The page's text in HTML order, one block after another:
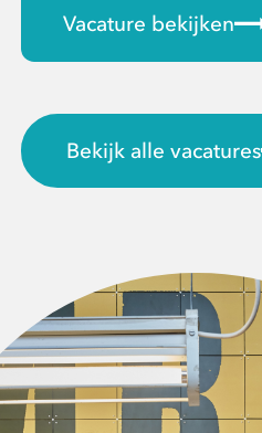
Vacature bekijken
Bekijk alle vacatures